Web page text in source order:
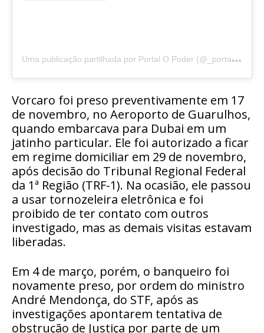
U
ma publicação partilhada por Portal O Poder (@_portalopoder)
Vorcaro foi preso preventivamente em 17
de novembro, no Aeroporto de Guarulhos,
quando embarcava para Dubai em um
jatinho particular. Ele foi autorizado a ficar
em regime domiciliar em 29 de novembro,
após decisão do Tribunal Regional Federal
da 1ª Região (TRF-1). Na ocasião, ele passou
a usar tornozeleira eletrônica e foi
proibido de ter contato com outros
investigado, mas as demais visitas estavam
liberadas.
Em 4 de março, porém, o banqueiro foi
novamente preso, por ordem do ministro
André Mendonça, do STF, após as
investigações apontarem tentativa de
obstrução de Justiça por parte de um